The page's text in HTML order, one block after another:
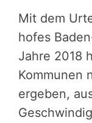
Mit dem
ho­fes
Jahre 2018
Kommunen
ergeben,